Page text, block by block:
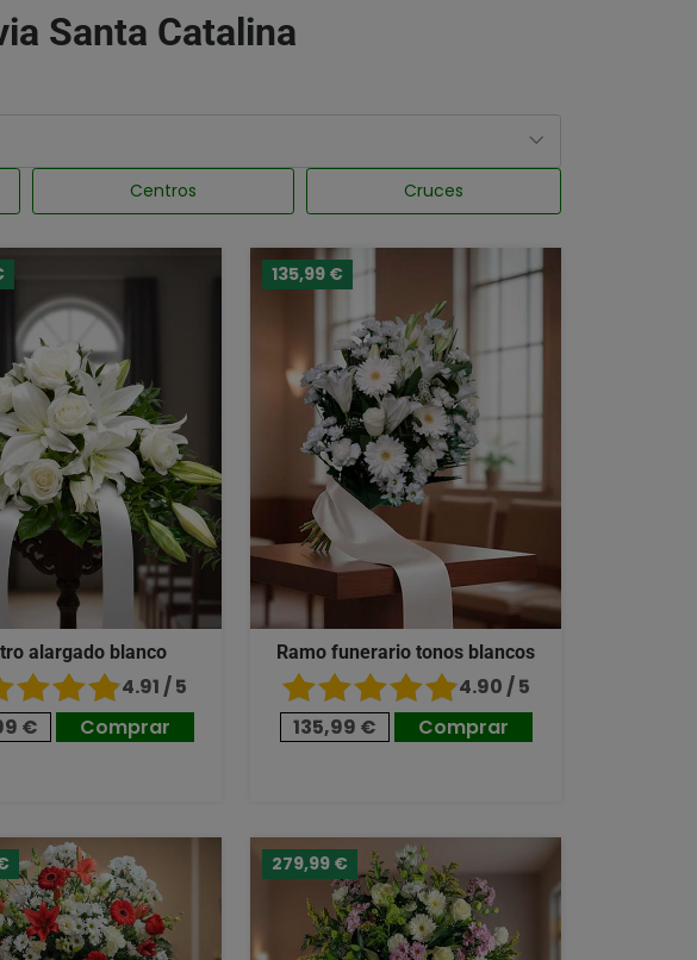
Santa Catalina
Centros Cruces
alargado blanco
4.91 / 5
€
Comprar
135,99 €
Ramo funerario tonos blancos
4.90 / 5
135,99 €
Comprar
279,99 €